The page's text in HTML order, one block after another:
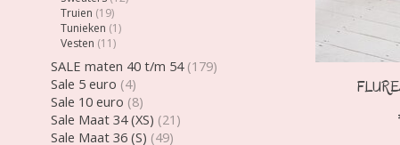
Truien (19)
Tunieken (1)
Vesten (11)
SALE maten 40 t/m 54 (179)
Sale 5 euro (4)
Sale 10 euro (8)
Sale Maat 34 (XS) (21)
Sale Maat 36 (S) (49)